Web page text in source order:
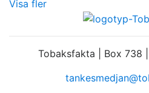
Visa fler
Tobaksfakta | Box 738